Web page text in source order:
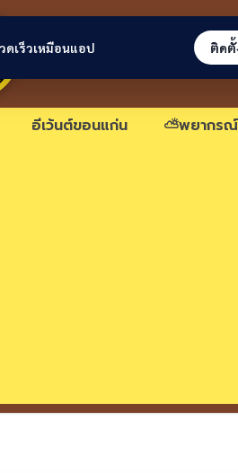
ขอนแก่นลิงก์
อีเว้นต์ขอนแก่น ⛅พยากร
ดเร็วเหมือนแอป ติดตั้